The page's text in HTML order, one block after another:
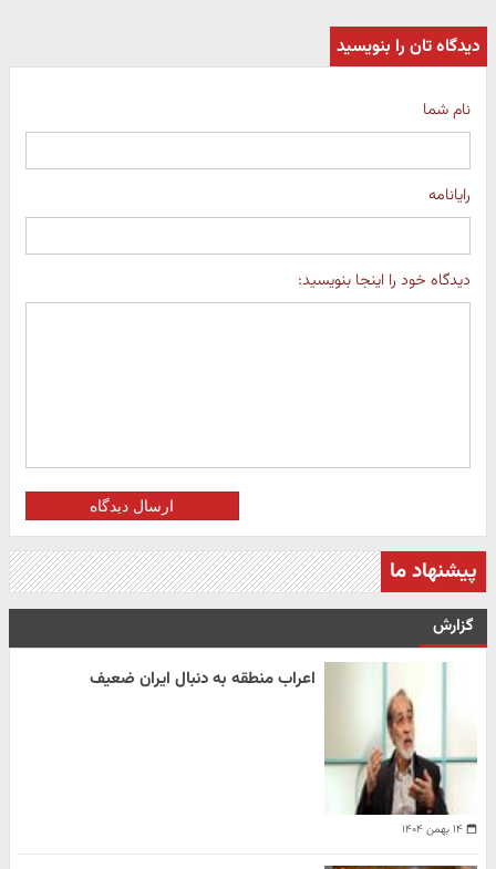
دیدگاه تان را بنویسید
نام شما
رایانامه
دیدگاه خود را اینجا بنویسید:
ارسال دیدگاه
پیشنهاد ما
گزارش
۱۴ بهمن ۱۴۰۴
اعراب منطقه به دنبال ایران ضعیف